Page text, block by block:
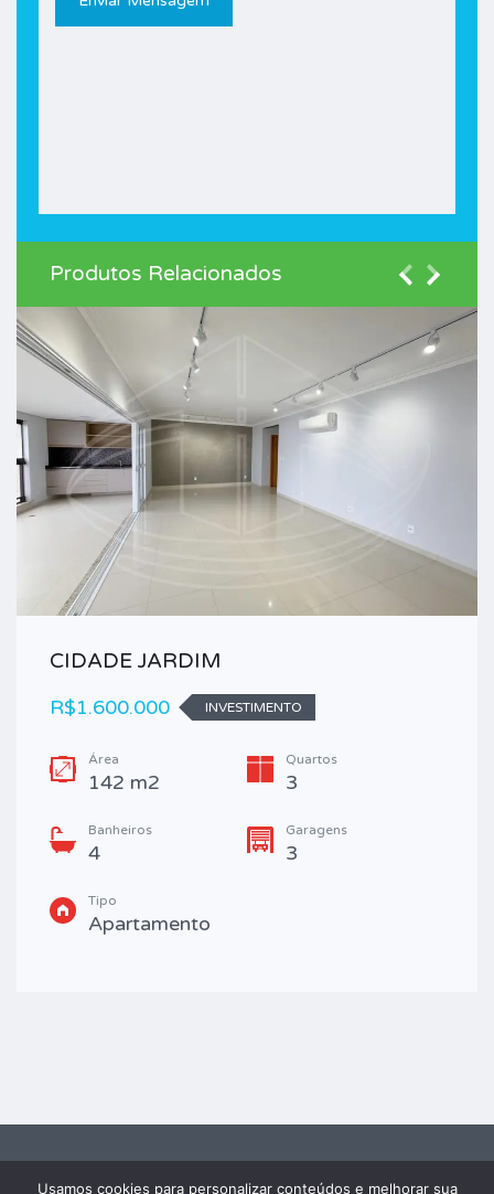
Produtos Relacionados
CIDADE JARDIM
R$1.600.000
INVESTIMENTO
Área
142 m2
Quartos
3
Banheiros
4
Garagens
3
Tipo
Apartamento
Usamos cookies para personalizar conteúdos e melhorar sua